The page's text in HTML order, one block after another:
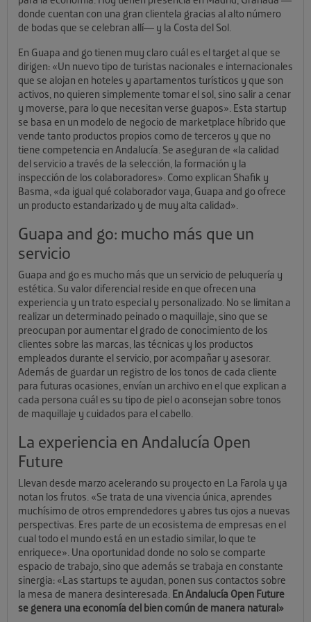
donde cuentan con una gran clientela gracias al alto número
de bodas que se celebran allí— y la Costa del Sol.
En Guapa and go tienen muy claro cuál es el target al que se
dirigen: «Un nuevo tipo de turistas nacionales e internacionales
que se alojan en hoteles y apartamentos turísticos y que son
activos, no quieren simplemente tomar el sol, sino salir a cenar
y moverse, para lo que necesitan verse guapos». Esta startup
se basa en un modelo de negocio de marketplace híbrido que
vende tanto productos propios como de terceros y que no
tiene competencia en Andalucía. Se aseguran de «la calidad
del servicio a través de la selección, la formación y la
inspección de los colaboradores». Como explican Shafik y
Basma, «da igual qué colaborador vaya, Guapa and go ofrece
un producto estandarizado y de muy alta calidad».
Guapa and go: mucho más que un
servicio
Guapa and go es mucho más que un servicio de peluquería y
estética. Su valor diferencial reside en que ofrecen una
experiencia y un trato especial y personalizado. No se limitan a
realizar un determinado peinado o maquillaje, sino que se
preocupan por aumentar el grado de conocimiento de los
clientes sobre las marcas, las técnicas y los productos
empleados durante el servicio, por acompañar y asesorar.
Además de guardar un registro de los tonos de cada cliente
para futuras ocasiones, envían un archivo en el que explican a
cada persona cuál es su tipo de piel o aconsejan sobre tonos
de maquillaje y cuidados para el cabello.
La experiencia en Andalucía Open
Future
Llevan desde marzo acelerando su proyecto en La Farola y ya
notan los frutos. «Se trata de una vivencia única, aprendes
muchísimo de otros emprendedores y abres tus ojos a nuevas
perspectivas. Eres parte de un ecosistema de empresas en el
cual todo el mundo está en un estadio similar, lo que te
enriquece». Una oportunidad donde no solo se comparte
espacio de trabajo, sino que además se trabaja en constante
sinergia: «Las startups te ayudan, ponen sus contactos sobre
la mesa de manera desinteresada. En Andalucía Open Future
se genera una economía del bien común de manera natural»